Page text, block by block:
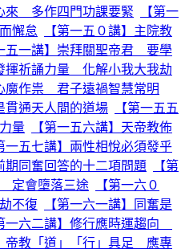
來 多作四門功課要緊
【第一
懈怠
【第一五０講】主院教
五一講】崇拜關聖帝君 要學
揮祈誦力量 化解小我大我劫
魔作祟 君子遠禍智慧常明
貫通天人間的道場
【第一五五
量
【第一五六講】天帝教佈
一五七講】兩性相悅必須發乎
期同奮回答的十二項問題
【第
定會墮落三途
【第一六０
不復
【第一六一講】同奮是
一六二講】修行應時運趨向
帝教「道」「行」具足 應專